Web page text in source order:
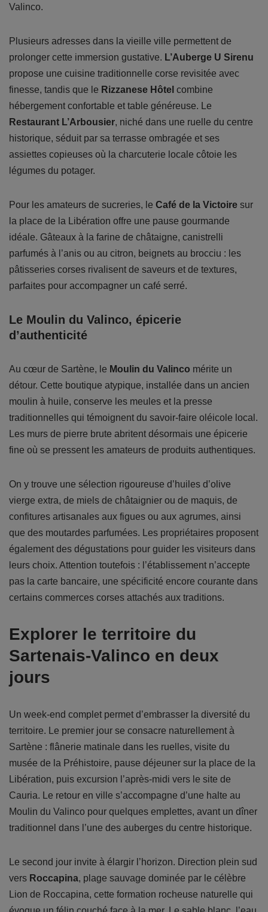
Valinco.
Plusieurs adresses dans la vieille ville permettent de
prolonger cette immersion gustative. L’Auberge U Sirenu
propose une cuisine traditionnelle corse revisitée avec
finesse, tandis que le Rizzanese Hôtel combine
hébergement confortable et table généreuse. Le
Restaurant L’Arbousier, niché dans une ruelle du centre
historique, séduit par sa terrasse ombragée et ses
assiettes copieuses où la charcuterie locale côtoie les
légumes du potager.
Pour les amateurs de sucreries, le Café de la Victoire sur
la place de la Libération offre une pause gourmande
idéale. Gâteaux à la farine de châtaigne, canistrelli
parfumés à l’anis ou au citron, beignets au brocciu : les
pâtisseries corses rivalisent de saveurs et de textures,
parfaites pour accompagner un café serré.
Le Moulin du Valinco, épicerie
d’authenticité
Au cœur de Sartène, le Moulin du Valinco mérite un
détour. Cette boutique atypique, installée dans un ancien
moulin à huile, conserve les meules et la presse
traditionnelles qui témoignent du savoir-faire oléicole local.
Les murs de pierre brute abritent désormais une épicerie
fine où se pressent les amateurs de produits authentiques.
On y trouve une sélection rigoureuse d’huiles d’olive
vierge extra, de miels de châtaignier ou de maquis, de
confitures artisanales aux figues ou aux agrumes, ainsi
que des moutardes parfumées. Les propriétaires proposent
également des dégustations pour guider les visiteurs dans
leurs choix. Attention toutefois : l’établissement n’accepte
pas la carte bancaire, une spécificité encore courante dans
certains commerces corses attachés aux traditions.
Explorer le territoire du
Sartenais-Valinco en deux
jours
Un week-end complet permet d’embrasser la diversité du
territoire. Le premier jour se consacre naturellement à
Sartène : flânerie matinale dans les ruelles, visite du
musée de la Préhistoire, pause déjeuner sur la place de la
Libération, puis excursion l’après-midi vers le site de
Cauria. Le retour en ville s’accompagne d’une halte au
Moulin du Valinco pour quelques emplettes, avant un dîner
traditionnel dans l’une des auberges du centre historique.
Le second jour invite à élargir l’horizon. Direction plein sud
vers Roccapina, plage sauvage dominée par le célèbre
Lion de Roccapina, cette formation rocheuse naturelle qui